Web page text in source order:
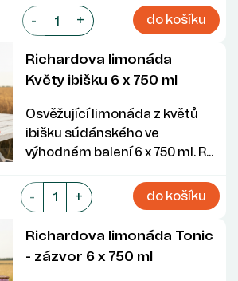
- + do košíku
Richardova limonáda
Květy ibišku 6 x 750 ml
Osvěžující limonáda z květů
ibišku súdánského ve
výhodném balení 6 x 750 ml. R...
- + do košíku
Richardova limonáda Tonic
- zázvor 6 x 750 ml